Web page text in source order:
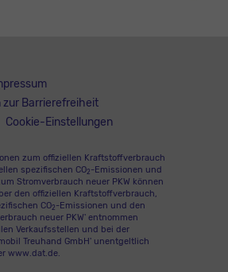
zur Barrierefreiheit
Cookie-Einstellungen
zum offiziellen Kraftstoffverbrauch
spezifischen CO2 -Emissionen und
Stromverbrauch neuer PKW können
den offiziellen Kraftstoffverbrauch,
CO2 -Emissionen und den
neuer PKW' entnommen
Verkaufsstellen und bei der
Treuhand GmbH' unentgeltlich
www.dat.de.